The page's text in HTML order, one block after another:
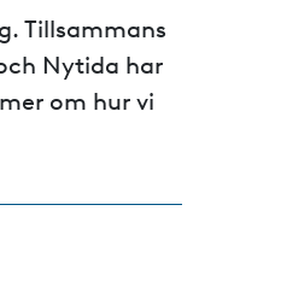
Tillsammans
Nytida har
om hur vi